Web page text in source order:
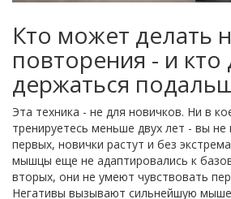
Кто может делать
повторения - и
держаться
Эта техника - не для новичков. Ни в
тренируетесь меньше двух лет - вы
первых, новички растут и без
мышцы еще не адаптировались к
вторых, они не умеют чувствовать
Негативы вызывают сильнейшую